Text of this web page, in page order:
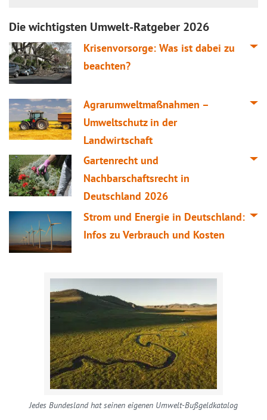
Die wichtigsten Umwelt-Ratgeber 2026
Krisenvorsorge: Was ist dabei zu
beachten?
Agrarumweltmaßnahmen –
Umweltschutz in der
Landwirtschaft
Gartenrecht und
Nachbarschaftsrecht in
Deutschland 2026
Strom und Energie in Deutschland:
Infos zu Verbrauch und Kosten
Jedes Bundesland hat seinen eigenen Umwelt-Bußgeldkatalog